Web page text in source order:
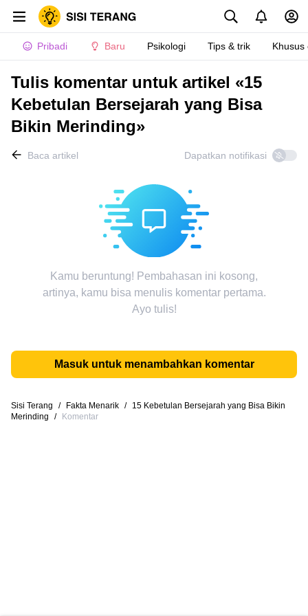
Pribadi Baru Psikologi Tips & trik Khusus
Tulis komentar untuk artikel «15
Kebetulan Bersejarah yang Bisa
Bikin Merinding»
Baca artikel Dapatkan notifikasi
Kamu beruntung! Pembahasan ini kosong,
artinya, kamu bisa menulis komentar pertama.
Ayo tulis!
Masuk untuk menambahkan komentar
Sisi Terang / Fakta Menarik /
15 Kebetulan Bersejarah yang Bisa Bikin
Merinding
/ Komentar